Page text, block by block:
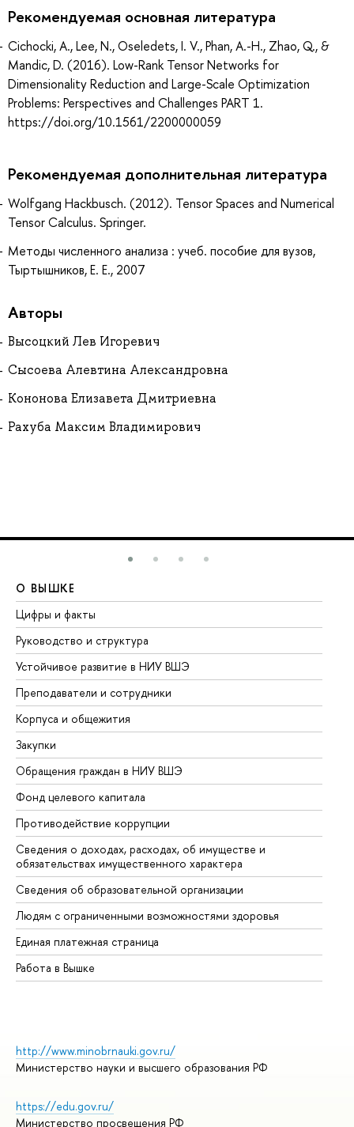
Рекомендуемая основная литература
Cichocki, A., Lee, N., Oseledets, I. V., Phan, A.-H., Zhao, Q., &
Mandic, D. (2016). Low-Rank Tensor Networks for
Dimensionality Reduction and Large-Scale Optimization
Problems: Perspectives and Challenges PART 1.
https://doi.org/10.1561/2200000059
Рекомендуемая дополнительная литература
Wolfgang Hackbusch. (2012). Tensor Spaces and Numerical
Tensor Calculus. Springer.
Методы численного анализа : учеб. пособие для вузов,
Тыртышников, Е. Е., 2007
Авторы
Высоцкий Лев Игоревич
Сысоева Алевтина Александровна
Кононова Елизавета Дмитриевна
Рахуба Максим Владимирович
О ВЫШКЕ
Цифры и факты
Руководство и структура
Устойчивое развитие в НИУ ВШЭ
Преподаватели и сотрудники
Корпуса и общежития
Закупки
Обращения граждан в НИУ ВШЭ
Фонд целевого капитала
Противодействие коррупции
Сведения о доходах, расходах, об имуществе и
обязательствах имущественного характера
Сведения об образовательной организации
Людям с ограниченными возможностями здоровья
Единая платежная страница
Работа в Вышке
http://www.minobrnauki.gov.ru/
Министерство науки и высшего образования РФ
https://edu.gov.ru/
Министерство просвещения РФ